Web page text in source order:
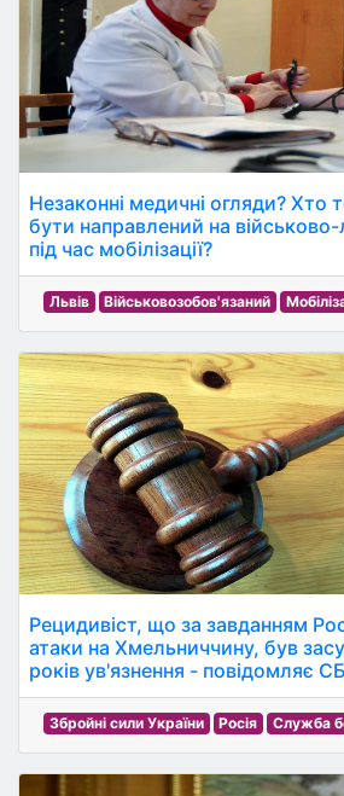
Незаконні медичні огляди? Хто
бути направлений на військово-
під час мобілізації?
Львів Військовозобов'язаний
Рецидивіст, що за завданням
атаки на Хмельниччину, був
років ув'язнення - повідомляє
Збройні сили України Росія Служба